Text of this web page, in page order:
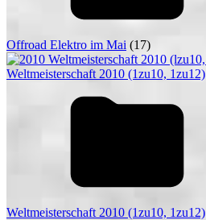
Offroad Elektro im Mai (17)
Weltmeisterschaft 2010 (1zu10, 1zu12)